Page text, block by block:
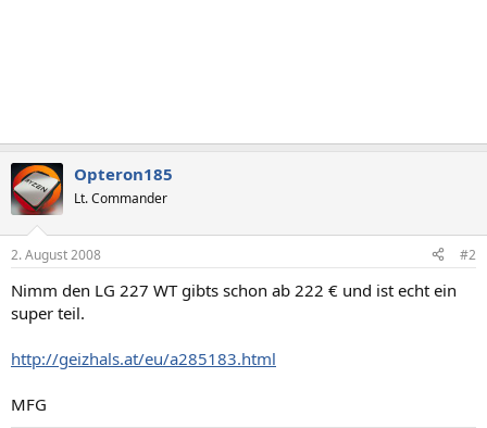
Opteron185
Lt. Commander
2. August 2008 #2
Nimm den LG 227 WT gibts schon ab 222 € und ist echt ein
super teil.
http://geizhals.at/eu/a285183.html
MFG